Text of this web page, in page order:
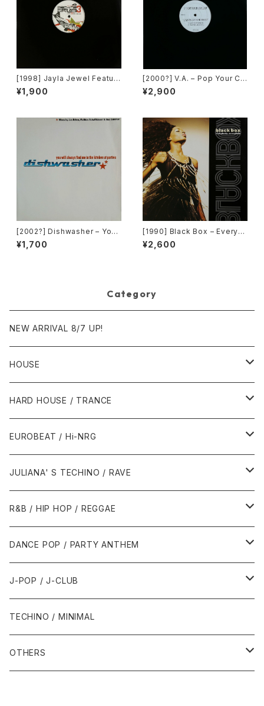
[1998] Jayla Jewel Featuri
ng Grand Puba – I Like Wh
at U Do To Me (Remix) [Str
¥1,900
[2000?] V.A. – Pop Your Co
llar / Can't Go For That [No
t On Label][PROMO]
¥2,900
[2002?] Dishwasher – You
Will Always Find Me In The
Kitchen At Parties [Ka2 Mu
¥1,700
[1990] Black Box – Everyb
ody, Everybody [Deconstr
uction]
¥2,600
Category
NEW ARRIVAL 8/7 UP!
HOUSE
1980年代
1987年・以前
1988年
1990年代
1990年
1991年
1995年
1996年
2000年代
2000年
2001年
2005年
2010年代
2010年
2011年
HARD HOUSE / TRANCE
1990年代
1994年・以前
1995年
1999年
2000年代
2000年
2001年
2005年
EUROBEAT / Hi-NRG
1980年代
1986年・以前
1987年
1990年代
1990年
1991年
2000年代
JULIANA' S TECHINO / RAVE
1990年代
1990年
1991年
2000年代
2000年
2001年
R&B / HIP HOP / REGGAE
1980年代
1985年・以前
1986年
1990年代
1990年
1991年
2000年代
2000年
DANCE POP / PARTY ANTHEM
1980年代
1988年・以前
1989年
1990年代
1990年
2000年代
J-POP / J-CLUB
1980年代
1990年代
TECHINO / MINIMAL
OTHERS